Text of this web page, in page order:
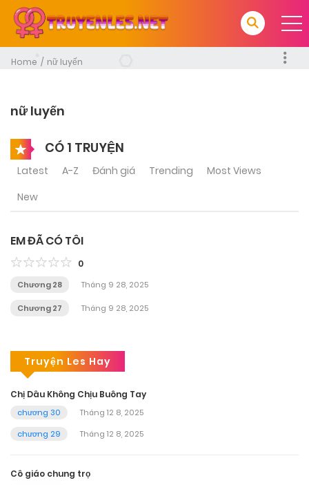
Home nữ luyến
nữ luyến
CÓ 1 TRUYỆN
Latest A-Z Đánh giá Trending
Most Views
New
EM ĐÃ CÓ TÔI
0
Chương 28 Tháng 9 28, 2025
Chương 27 Tháng 9 28, 2025
Truyện Les Hay
Chị Dâu Không Chịu Buông Tay
chương 30
Tháng 12 8, 2025
chương 29
Tháng 12 8, 2025
Cô giáo chung trọ